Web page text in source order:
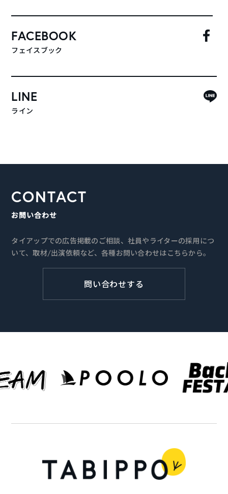
FACEBOOK
フェイスブック
LINE
ライン
CONTACT
お問い合わせ
タイアップでの広告掲載のご相談、社員やライターの採用につ
いて、取材/出演依頼など、各種お問い合わせはこちらから。
問い合わせする